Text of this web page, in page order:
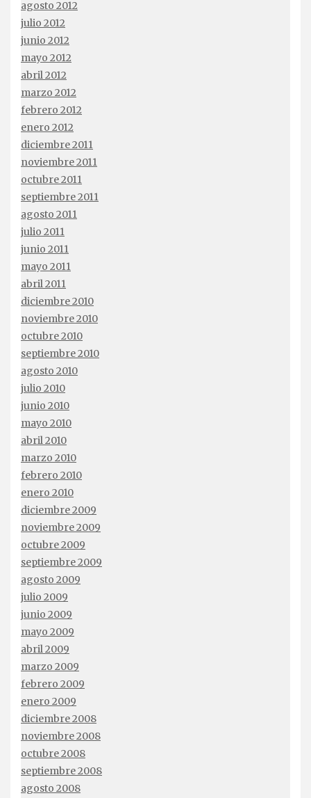
agosto 2012
julio 2012
junio 2012
mayo 2012
abril 2012
marzo 2012
febrero 2012
enero 2012
diciembre 2011
noviembre 2011
octubre 2011
septiembre 2011
agosto 2011
julio 2011
junio 2011
mayo 2011
abril 2011
diciembre 2010
noviembre 2010
octubre 2010
septiembre 2010
agosto 2010
julio 2010
junio 2010
mayo 2010
abril 2010
marzo 2010
febrero 2010
enero 2010
diciembre 2009
noviembre 2009
octubre 2009
septiembre 2009
agosto 2009
julio 2009
junio 2009
mayo 2009
abril 2009
marzo 2009
febrero 2009
enero 2009
diciembre 2008
noviembre 2008
octubre 2008
septiembre 2008
agosto 2008